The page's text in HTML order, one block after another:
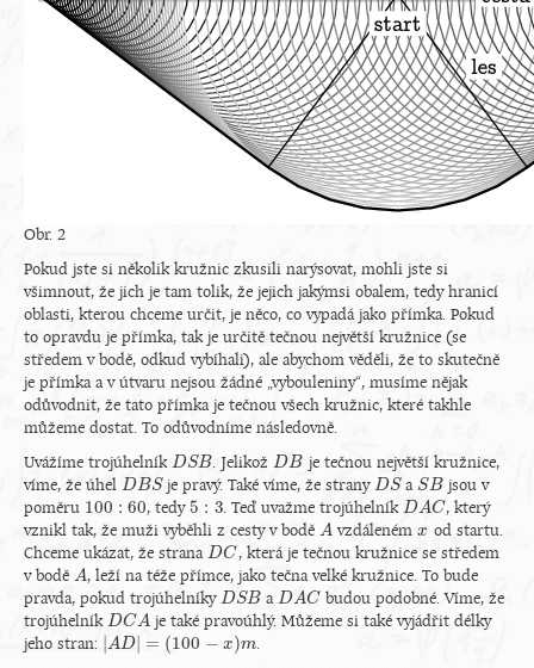
Obr. 2
Pokud jste si několik kružnic zkusili narýsovat, mohli jste si
všimnout, že jich je tam tolik, že jejich jakýmsi obalem, tedy hranicí
oblasti, kterou chceme určit, je něco, co vypadá jako přímka. Pokud
to opravdu je přímka, tak je určitě tečnou největší kružnice (se
středem v bodě, odkud vybíhali), ale abychom věděli, že to skutečně
je přímka a v útvaru nejsou žádné „vybouleniny“, musíme nějak
odůvodnit, že tato přímka je tečnou všech kružnic, které takhle
můžeme dostat. To odůvodníme následovně.
Uvážíme trojúhelník DSB
DSB . JelikožDB
DB
je tečnou největší kružnice,
víme, že úhel DBS
DBS je pravý. Také víme, že stranyDS
DS aSB
SB jsou v
poměru 100 : 60
100: 60 , tedy5 : 3
5 3 . Teď uvažme trojúhelníkDAC
DAC
, který
vznikl tak, že muži vyběhli z cesty v bodě A
A vzdálenémx
x od startu.
Chceme ukázat, že strana DC
DC , která je tečnou kružnice se středem
v bodě A
A , leží na téže přímce, jako tečna velké kružnice. To bude
pravda, pokud trojúhelníky DSB
DSB aDAC
DAC
budou podobné. Víme, že
trojúhelník DCA
DCA
je také pravoúhlý. Můžeme si také vyjádřit délky
jeho stran: AD = (100 − x)m
AD|= 100−x)m
.